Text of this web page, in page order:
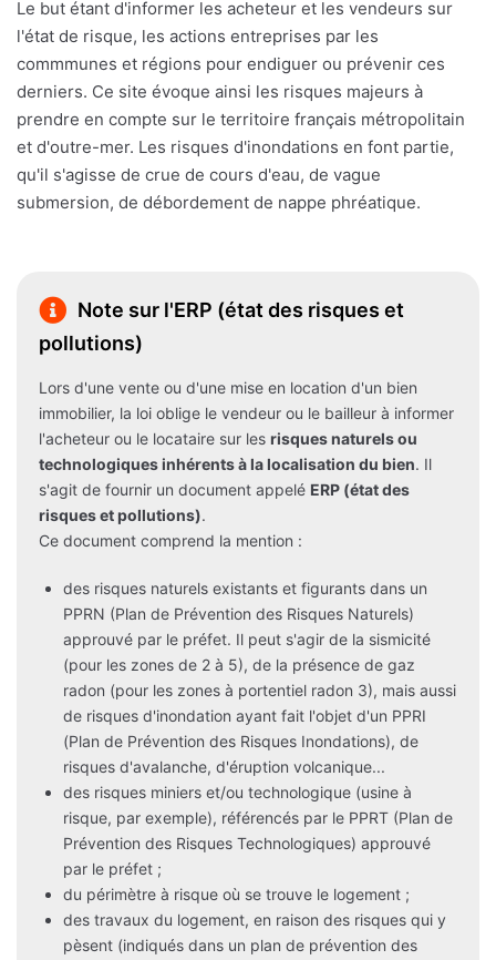
Le but étant d'informer les acheteur et les vendeurs sur
l'état de risque, les actions entreprises par les
commmunes et régions pour endiguer ou prévenir ces
derniers. Ce site évoque ainsi les risques majeurs à
prendre en compte sur le territoire français métropolitain
et d'outre-mer. Les risques d'inondations en font partie,
qu'il s'agisse de crue de cours d'eau, de vague
submersion, de débordement de nappe phréatique.
Note sur l'ERP (état des risques et
pollutions)
Lors d'une vente ou d'une mise en location d'un bien
immobilier, la loi oblige le vendeur ou le bailleur à informer
l'acheteur ou le locataire sur les risques naturels ou
technologiques inhérents à la localisation du bien. Il
s'agit de fournir un document appelé ERP (état des
risques et pollutions).
Ce document comprend la mention :
des risques naturels existants et figurants dans un
PPRN (Plan de Prévention des Risques Naturels)
approuvé par le préfet. Il peut s'agir de la sismicité
(pour les zones de 2 à 5), de la présence de gaz
radon (pour les zones à portentiel radon 3), mais aussi
de risques d'inondation ayant fait l'objet d'un PPRI
(Plan de Prévention des Risques Inondations), de
risques d'avalanche, d'éruption volcanique...
des risques miniers et/ou technologique (usine à
risque, par exemple), référencés par le PPRT (Plan de
Prévention des Risques Technologiques) approuvé
par le préfet ;
du périmètre à risque où se trouve le logement ;
des travaux du logement, en raison des risques qui y
pèsent (indiqués dans un plan de prévention des